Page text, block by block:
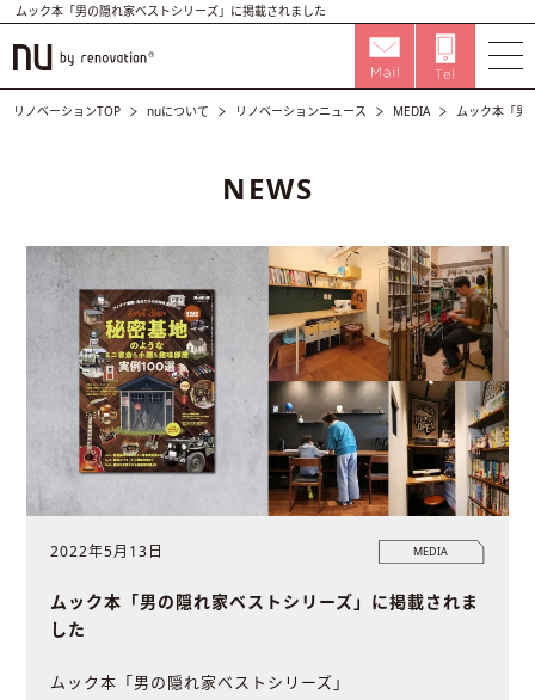
ムック本「男の隠れ家ベストシリーズ」に掲載されました
リノベーションTOP nuについて リノベーションニュース MEDIA ムック本「男
NEWS
MEDIA
2022年5月13日
ムック本「男の隠れ家ベストシリーズ」に掲載されま
した
ムック本「男の隠れ家ベストシリーズ」